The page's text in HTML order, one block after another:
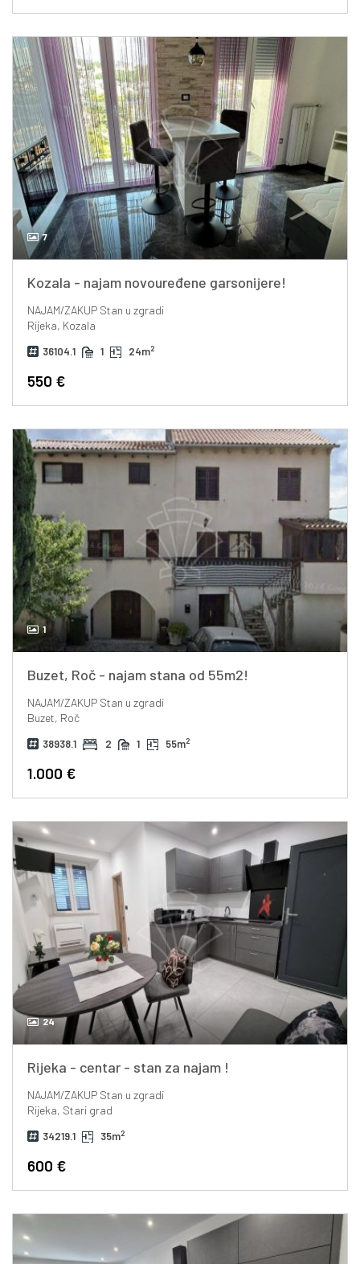
7
Kozala - najam novouređene garsonijere!
NAJAM/ZAKUPStan u zgradi
Rijeka, Kozala
36104.1 1 24m2
550 €
1
Buzet, Roč - najam stana od 55m2!
NAJAM/ZAKUPStan u zgradi
Buzet, Roč
38938.1 2 1 55m2
1.000 €
24
Rijeka - centar - stan za najam !
NAJAM/ZAKUPStan u zgradi
Rijeka, Stari grad
34219.1 35m2
600 €